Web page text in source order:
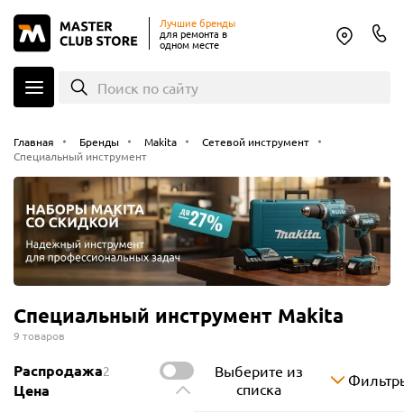
Лучшие бренды
для ремонта в
одном месте
Поиск по сайту
Главная Бренды Makita
Сетевой инструмент
Специальный инструмент
Специальный инструмент Makita
9 товаров
Распродажа2
Цена
Выберите из
списка